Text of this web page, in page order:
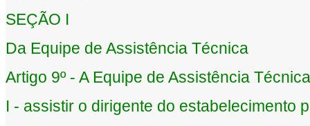
SEÇÃO I
Da Equipe de Assistência Técnica
Artigo 9º - A Equipe de Assistência
I - assistir o dirigente do estabelecimento